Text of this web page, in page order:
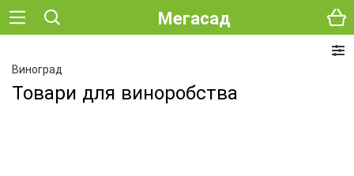
Мегасад
Виноград
Товари для виноробства